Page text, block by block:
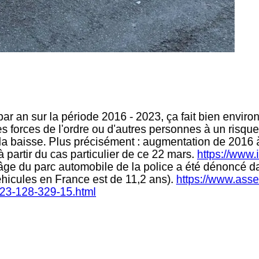
an sur la période 2016 - 2023, ça fait bien
de l'ordre ou d'autres personnes à un
baisse. Plus précisément : augmentation de
partir du cas particulier de ce 22 mars. https://
du parc automobile de la police a été dénoncé
en France est de 11,2 ans). https://
128-329-15.html